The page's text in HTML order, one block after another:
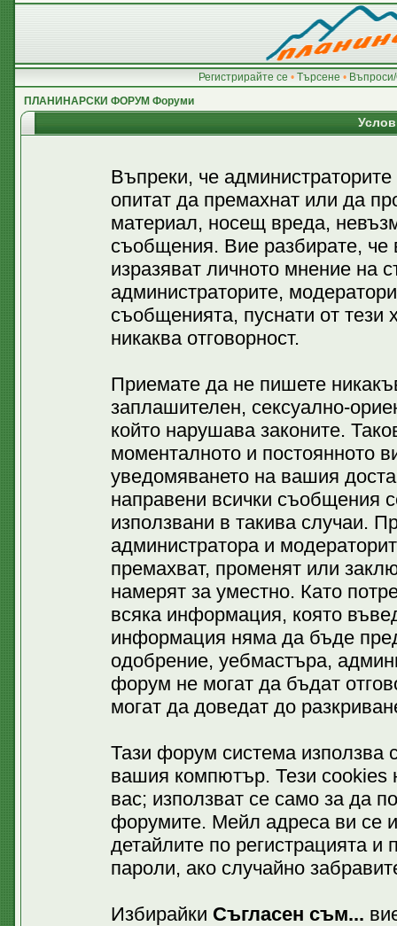
Регистрирайте се • Търсене •
ПЛАНИНАРСКИ ФОРУМ Форуми
Въпреки, че
опитат да премахнат или да
материал, носещ вреда,
съобщения. Вие разбирате,
изразяват личното мнение на
администраторите,
съобщенията, пуснати от тези
никаква отговорност.
Приемате да не пишете
заплашителен, сексуално-
който нарушава законите.
моменталното и постоянното
уведомяването на вашия
направени всички съобщения
използвани в такива случаи.
администратора и
премахват, променят или
намерят за уместно. Като
всяка информация, която
информация няма да бъде
одобрение, уебмастъра,
форум не могат да бъдат
могат да доведат до
Тази форум система използва
вашия компютър. Тези cookies
вас; използват се само за да
форумите. Мейл адреса ви се
детайлите по регистрацията
пароли, ако случайно
Избирайки Съгласен съм...